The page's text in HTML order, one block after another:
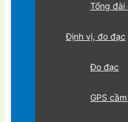
Tổng đài
Định vị, đo đạc
Đo đạc
GPS